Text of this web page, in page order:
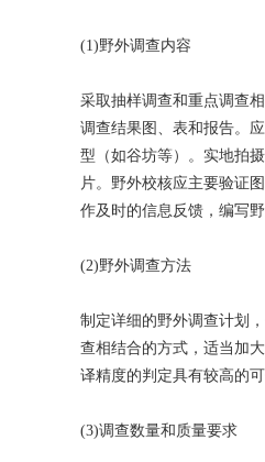
(1)野外调查内容
采取抽样调查和重点调查
调查结果图、表和报告。
型（如谷坊等）。实地拍
片。野外校核应主要验证
作及时的信息反馈，编写
(2)野外调查方法
制定详细的野外调查计划
查相结合的方式，适当加
译精度的判定具有较高的
(3)调查数量和质量要求